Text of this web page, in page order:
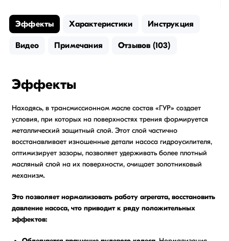
Эффекты Характеристики Инструкция
Видео Примечания Отзывов (103)
Эффекты
Находясь, в трансмиссионном масле состав «ГУР» создает
условия, при которых на поверхностях трения формируется
металлический защитный слой. Этот слой частично
восстанавливает изношенные детали насоса гидроусилителя,
оптимизирует зазоры, позволяет удерживать более плотный
масляный слой на их поверхности, очищает золотниковый
механизм.
Это позволяет нормализовать работу агрегата, восстановить
давление насоса, что приводит к ряду положительных
эффектов: